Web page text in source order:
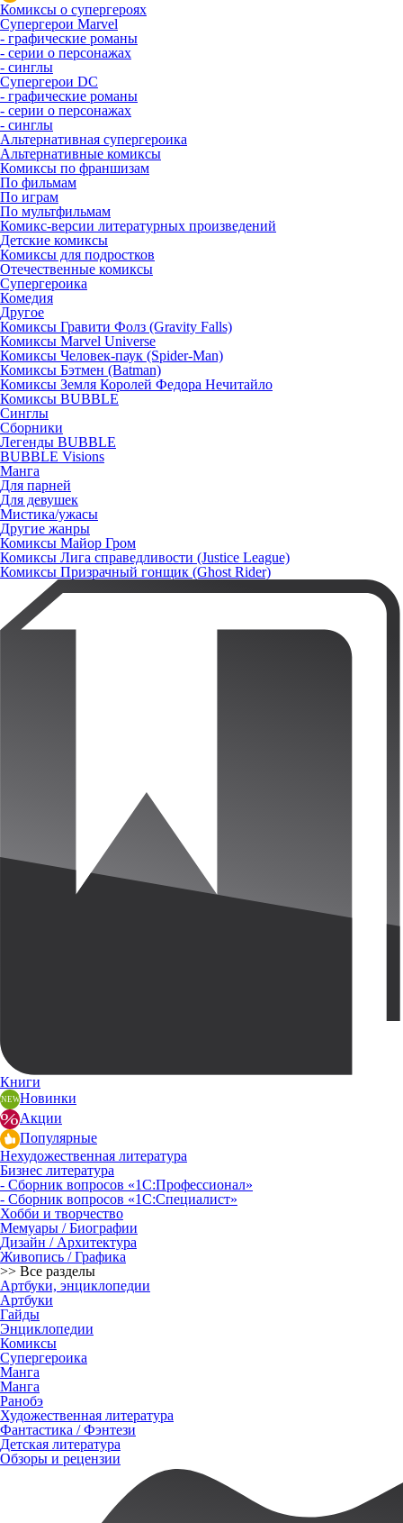
Комиксы о супергероях
Супергерои Marvel
- графические романы
- серии о персонажах
- синглы
Супергерои DC
- графические романы
- серии о персонажах
- синглы
Альтернативная супергероика
Альтернативные комиксы
Комиксы по франшизам
По фильмам
По играм
По мультфильмам
Комикс-версии литературных произведений
Детские комиксы
Комиксы для подростков
Отечественные комиксы
Супергероика
Комедия
Другое
Комиксы Гравити Фолз (Gravity Falls)
Комиксы Marvel Universe
Комиксы Человек-паук (Spider-Man)
Комиксы Бэтмен (Batman)
Комиксы Земля Королей Федора Нечитайло
Комиксы BUBBLE
Синглы
Сборники
Легенды BUBBLE
BUBBLE Visions
Манга
Для парней
Для девушек
Мистика/ужасы
Другие жанры
Комиксы Майор Гром
Комиксы Лига справедливости (Justice League)
Комиксы Призрачный гонщик (Ghost Rider)
Книги
Новинки
Акции
Популярные
Нехудожественная литература
Бизнес литература
- Сборник вопросов «1С:Профессионал»
- Сборник вопросов «1С:Специалист»
Хобби и творчество
Мемуары / Биографии
Дизайн / Архитектура
Живопись / Графика
>> Все разделы
Артбуки, энциклопедии
Артбуки
Гайды
Энциклопедии
Комиксы
Супергероика
Манга
Манга
Ранобэ
Художественная литература
Фантастика / Фэнтези
Детская литература
Обзоры и рецензии